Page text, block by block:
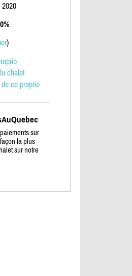
2020
)
chalet
ce proprio
sur
la plus
sur notre